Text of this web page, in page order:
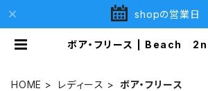
shopの営業日
ボア・フリース | Beach
HOME レディース ボア・フリース